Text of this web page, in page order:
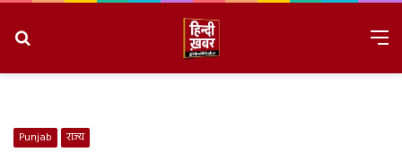
Punjab राज्य